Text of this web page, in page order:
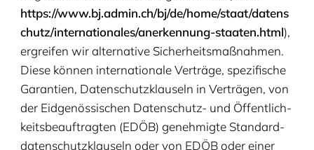
https://​www​.bj​.admin​.ch/​b​j​/​d​e​/​h​o​m​e​/​s​t​a​a​t​/​d​a​t​e​n​s​
c​h​u​t​z​/​i​n​t​e​r​n​a​t​i​o​n​a​l​e​s​/​a​n​e​r​k​e​n​n​u​n​g​-​s​t​a​a​t​e​n​.html),
ergrei­fen wir alter­na­ti­ve Sicher­heits­maß­nah­men.
Die­se kön­nen inter­na­tio­na­le Ver­trä­ge, spe­zi­fi­sche
Garan­tien, Daten­schutz­klau­seln in Ver­trä­gen, von
der Eid­ge­nös­si­schen Daten­schutz- und Öffent­lich­
keits­be­auf­trag­ten (EDÖB) geneh­mig­te Stan­dard­
da­ten­schutz­klau­seln oder von EDÖBoder einer